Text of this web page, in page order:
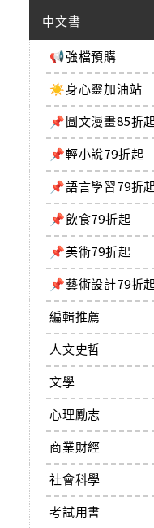
中文書
📢強檔預購
☀️身心靈加油站
📌圖文漫畫85折
📌輕小說79折起
📌語言學習79折
📌飲食79折起
📌美術79折起
📌藝術設計79折
編輯推薦
人文史哲
文學
心理勵志
商業財經
社會科學
考試用書